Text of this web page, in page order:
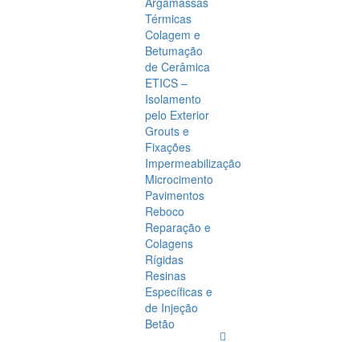
Térmicas
Colagem e
Betumação
de Cerâmica
ETICS –
Isolamento
pelo Exterior
Grouts e
Fixações
Impermeabilização
Microcimento
Pavimentos
Reboco
Reparação e
Colagens
Rígidas
Resinas
Específicas e
de Injeção
Betão